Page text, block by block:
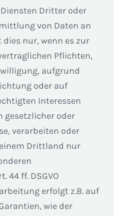
Dritter oder
von Daten an
nur, wenn es zur
Pflichten,
aufgrund
oder auf
Interessen
gesetzlicher oder
verarbeiten oder
Drittland nur
44 ff. DSGVO
erfolgt z.B. auf
wie der